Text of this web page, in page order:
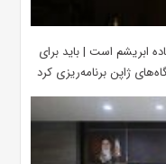
ابریشم است | باید برای
ژاپن برنامه‌ریزی کرد